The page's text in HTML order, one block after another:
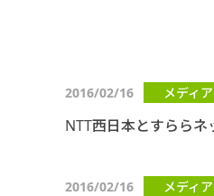
2016/02/16 メディ
NTT西日本とすらら
2016/02/16 メディ